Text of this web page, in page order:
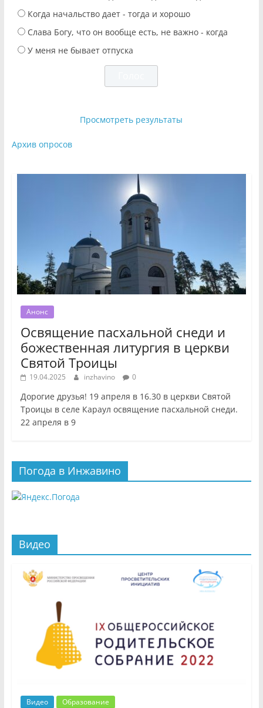
Когда начальство дает - тогда и хорошо
Слава Богу, что он вообще есть, не важно - когда
У меня не бывает отпуска
Просмотреть результаты
Архив опросов
Анонс
Освящение пасхальной снеди и
божественная литургия в церкви
Святой Троицы
19.04.2025 inzhavino 0
Дорогие друзья! 19 апреля в 16.30 в церкви Святой
Троицы в селе Караул освящение пасхальной снеди.
22 апреля в 9
Погода в Инжавино
Видео
Видео Образование